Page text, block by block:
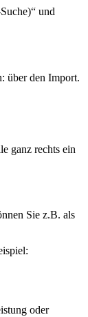
und
über den Import.
ganz rechts ein
Sie z.B. als
oder